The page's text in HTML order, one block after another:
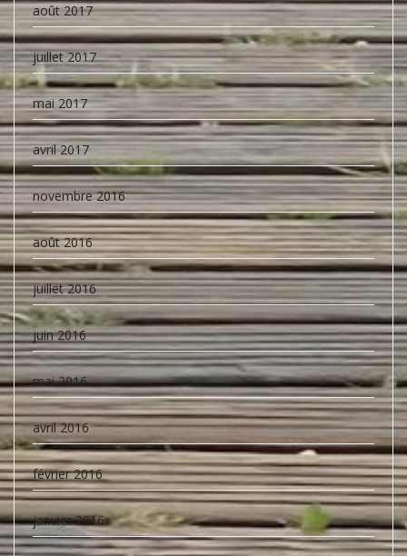
août 2017
juillet 2017
mai 2017
avril 2017
novembre 2016
août 2016
juillet 2016
juin 2016
mai 2016
avril 2016
février 2016
janvier 2016